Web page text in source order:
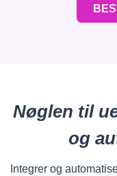
Nøglen til
og
Integrer og